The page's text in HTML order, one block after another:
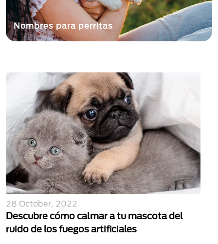
Nombres para perritas
28 October, 2022
Descubre cómo calmar a tu mascota del
ruido de los fuegos artificiales